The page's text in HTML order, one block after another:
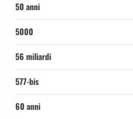
50 anni
5000
56 miliardi
577-bis
60 anni